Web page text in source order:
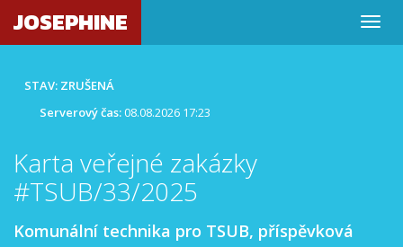
JOSEPHINE
STAV: ZRUŠENÁ
Serverový čas:08.08.2026 17:23
Karta veřejné zakázky
#TSUB/33/2025
Komunální technika pro TSUB, příspěvková